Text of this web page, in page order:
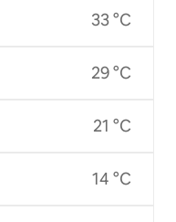
33 °C
29 °C
21 °C
14 °C